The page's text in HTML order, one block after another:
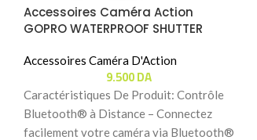
Accessoires Caméra Action
GOPRO WATERPROOF SHUTTER
Accessoires Caméra D'Action
9.500DA
Caractéristiques De Produit: Contrôle
Bluetooth® à Distance – Connectez
facilement votre caméra via Bluetooth®